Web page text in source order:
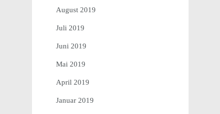
August 2019
Juli 2019
Juni 2019
Mai 2019
April 2019
Januar 2019